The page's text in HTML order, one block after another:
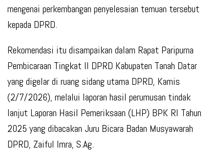
mengenai perkembangan penyelesaian temuan tersebut
kepada DPRD.
Rekomendasi itu disampaikan dalam Rapat Paripurna
Pembicaraan Tingkat II DPRD Kabupaten Tanah Datar
yang digelar di ruang sidang utama DPRD, Kamis
(2/7/2026), melalui laporan hasil perumusan tindak
lanjut Laporan Hasil Pemeriksaan (LHP) BPK RI Tahun
2025 yang dibacakan Juru Bicara Badan Musyawarah
DPRD, Zaiful Imra, S.Ag.